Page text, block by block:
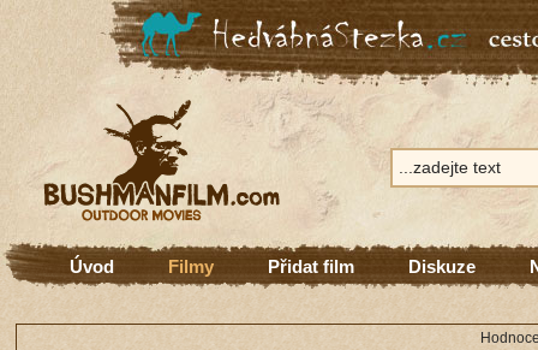
Úvod Filmy Přidat film Diskuze